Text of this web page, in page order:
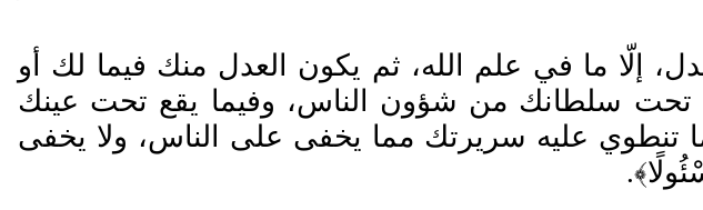
إلّا ما في علم الله، ثم يكون العدل منك فيما لك أو
سلطانك من شؤون الناس، وفيما يقع تحت عينك
تنطوي عليه سريرتك مما يخفى على الناس، ولا يخفى